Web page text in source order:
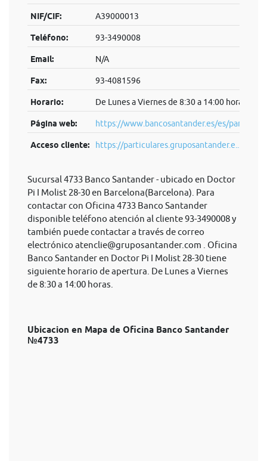
NIF/CIF: A39000013
Teléfono: 93-3490008
Email: N/A
Fax: 93-4081596
Horario: De Lunes a Viernes de 8:30 a 14:00 horas.
Página web: https://www.bancosantander.es/es/
Acceso cliente: https://particulares.gruposantander.e...
Sucursal 4733 Banco Santander - ubicado en Doctor
Pi I Molist 28-30 en Barcelona(Barcelona). Para
contactar con Oficina 4733 Banco Santander
disponible teléfono atención al cliente 93-3490008 y
también puede contactar a través de correo
electrónico atenclie@gruposantander.com . Oficina
Banco Santander en Doctor Pi I Molist 28-30 tiene
siguiente horario de apertura. De Lunes a Viernes
de 8:30 a 14:00 horas.
Ubicacion en Mapa de Oficina Banco Santander
№4733